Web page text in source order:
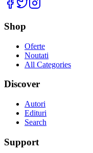
Shop
Oferte
Noutati
All Categories
Discover
Autori
Edituri
Search
Support